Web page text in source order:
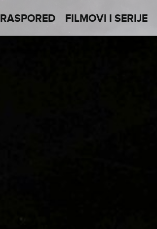
RASPORED FILMOVI I SERIJE